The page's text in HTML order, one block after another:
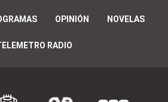
OPINIÓN NOVELAS
RADIO